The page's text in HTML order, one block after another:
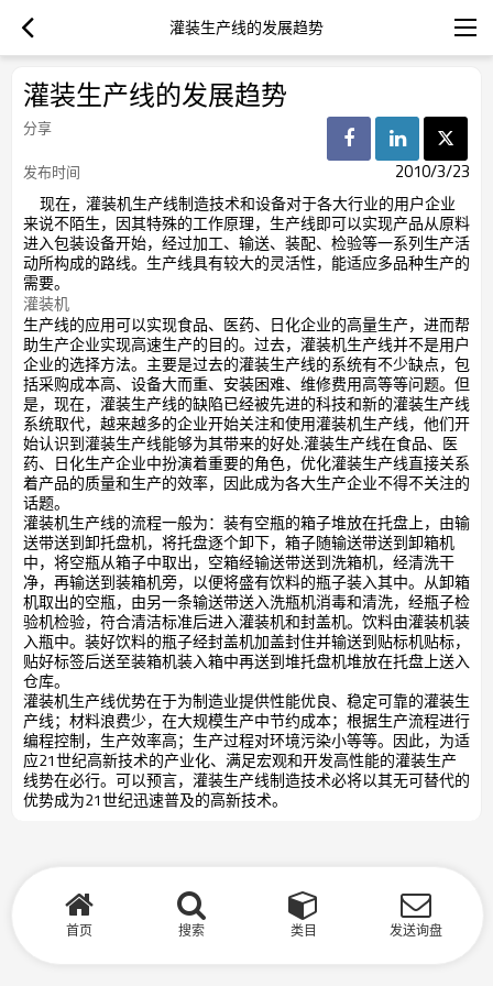
灌装生产线的发展趋势
灌装生产线的发展趋势
分享
发布时间
2010/3/23
现在，灌装机生产线制造技术和设备对于各大行业的用户企业
来说不陌生，因其特殊的工作原理，生产线即可以实现产品从原料
进入包装设备开始，经过加工、输送、装配、检验等一系列生产活
动所构成的路线。生产线具有较大的灵活性，能适应多品种生产的
需要。
灌装机
生产线的应用可以实现食品、医药、日化企业的高量生产，进而帮
助生产企业实现高速生产的目的。过去，灌装机生产线并不是用户
企业的选择方法。主要是过去的灌装生产线的系统有不少缺点，包
括采购成本高、设备大而重、安装困难、维修费用高等等问题。但
是，现在，灌装生产线的缺陷已经被先进的科技和新的灌装生产线
系统取代，越来越多的企业开始关注和使用灌装机生产线，他们开
始认识到灌装生产线能够为其带来的好处.灌装生产线在食品、医
药、日化生产企业中扮演着重要的角色，优化灌装生产线直接关系
着产品的质量和生产的效率，因此成为各大生产企业不得不关注的
话题。
灌装机生产线的流程一般为：装有空瓶的箱子堆放在托盘上，由输
送带送到卸托盘机，将托盘逐个卸下，箱子随输送带送到卸箱机
中，将空瓶从箱子中取出，空箱经输送带送到洗箱机，经清洗干
净，再输送到装箱机旁，以便将盛有饮料的瓶子装入其中。从卸箱
机取出的空瓶，由另一条输送带送入洗瓶机消毒和清洗，经瓶子检
验机检验，符合清洁标准后进入灌装机和封盖机。饮料由灌装机装
入瓶中。装好饮料的瓶子经封盖机加盖封住并输送到贴标机贴标，
贴好标签后送至装箱机装入箱中再送到堆托盘机堆放在托盘上送入
仓库。
灌装机生产线优势在于为制造业提供性能优良、稳定可靠的灌装生
产线；材料浪费少，在大规模生产中节约成本；根据生产流程进行
编程控制，生产效率高；生产过程对环境污染小等等。因此，为适
应21世纪高新技术的产业化、满足宏观和开发高性能的灌装生产
线势在必行。可以预言，灌装生产线制造技术必将以其无可替代的
优势成为21世纪迅速普及的高新技术。
首页 搜索 类目 发送询盘